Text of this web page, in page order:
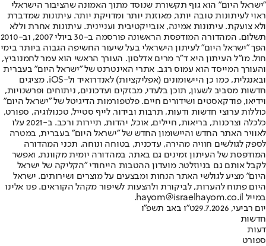
"ישראל היום" הוא גוף תקשורת שנוסד מתוך האמונה שהציבור הישראלי
ראוי לעיתונות טובה יותר, מאוזנת יותר ומדויקת יותר. עיתונות שמדברת
ולא צועקת. עיתונות אמינה, אובייקטיבית ועניינית. עיתונות אחרת וללא
תשלום. המהדורה המודפסת הראשונה פורסמה ב-30 ביולי 2007, וב-2010
הפך "ישראל היום" לעיתון הישראלי בעל שיעור החשיפה הגבוה ביותר בימי
חול. מו"ל העיתון היא ד"ר מרים אדלסון. העורך הראשי הוא עמר לחמנוביץ,
והעורך המייסד הוא עמוס רגב. אתרי האינטרנט של "ישראל היום" בעברית
ובאנגלית, כמו כן היישומונים (אפליקציות) לאנדרואיד ול-iOS, מציגים
חדשות מסביב לשעון, תוכן בלעדי, מבזקים ועדכונים, ניתוחים ופרשנויות,
וידיאו, פודקאסטים ושידורים חיים. פלטפורמות הדיגיטל של "ישראל היום"
כוללות ערוצי חדשות ודעות, תרבות ובידור, לייף סטייל, טכנולוגיה, ספורט,
כלכלה וצרכנות, בריאות, חיילים, אוכל, יהדות, תיירות ורכב. ב-2021 עלו
לאוויר האתר החדש והיישומון החדש של "ישראל היום" בעברית, במטרה
לספק לגולשים חוויה מהירה, עדכנית, בטוחה ונוחה. תכני המהדורה
המודפסת של העיתון זמינים גם באתר, במהדורה יומית מקוונת, ואפשר
לקבל אותם גם בניוזלטר. מועדון ההטבות הייחודי "הקליקה של ישראל
היום" מציע לגולשי האתר הנחות ומבצעים על מוצרים ושירותים. ישראל
היום פתוח להערות, לביקורת ולהצעות לשיפור מקהל הקוראים. פנו אלינו
במייל hayom@israelhayom.co.il.
יום רביעי, 29.7.2026
ט"ו באב תשפ"ו
חדשות
דעות
ספורט